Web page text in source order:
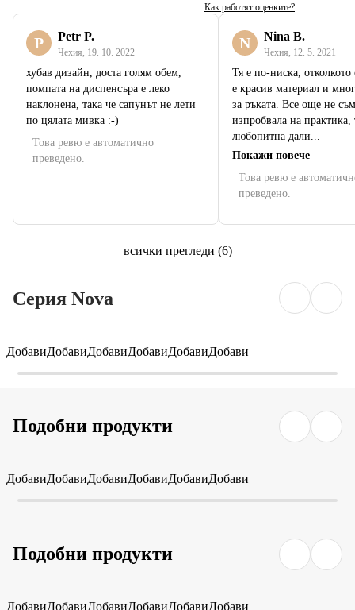
Как работят оценките?
P Petr P.
Чехия 19. 10. 2022
хубав дизайн, доста голям обем,
помпата на диспенсъра е леко
наклонена, така че сапунът не лети
по цялата мивка :-)
Това ревю е автоматично
преведено.
N Nina B.
Чехия 12. 5. 2021
Тя е по-ниска, отколкото
е красив материал и
за ръката. Все още не
изпробвала на практика,
любопитна дали...
Покажи повече
Това ревю е
преведено.
всички прегледи (6)
Серия Nova
ДобавиДобавиДобавиДобавиДобавиДобави
Подобни продукти
ДобавиДобавиДобавиДобавиДобавиДобави
Подобни продукти
ДобавиДобавиДобавиДобавиДобавиДобави